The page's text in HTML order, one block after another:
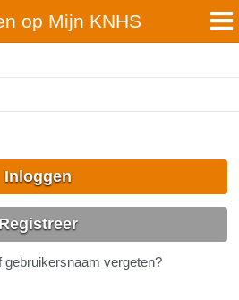
op Mijn KNHS
Inloggen
gebruikersnaam vergeten?